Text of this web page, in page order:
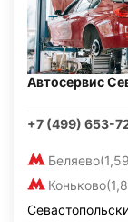
Автосервис
+7 (499) 653-
Беляево
Коньково